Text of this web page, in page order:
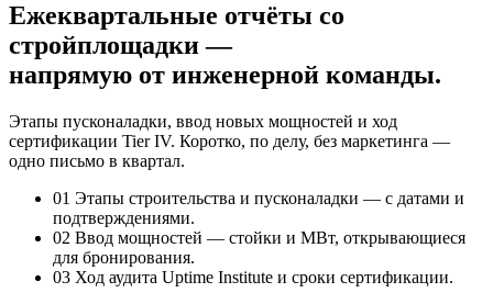
Ежеквартальные отчёты со
стройплощадки —
напрямую от инженерной команды.
Этапы пусконаладки, ввод новых мощностей и ход
сертификации Tier IV. Коротко, по делу, без маркетинга —
одно письмо в квартал.
01 Этапы строительства и пусконаладки — с датами и
подтверждениями.
02 Ввод мощностей — стойки и МВт, открывающиеся
для бронирования.
03 Ход аудита Uptime Institute и сроки сертификации.